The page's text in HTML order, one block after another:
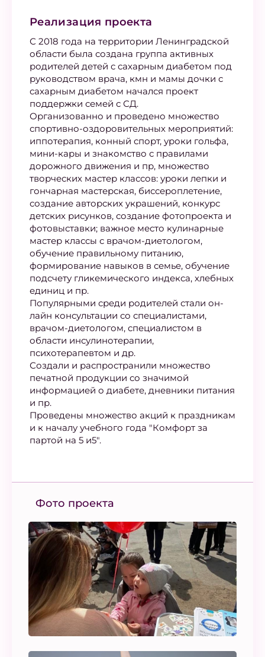
Реализация проекта
С 2018 года на территории Ленинградской
области была создана группа активных
родителей детей с сахарным диабетом под
руководством врача, кмн и мамы дочки с
сахарным диабетом начался проект
поддержки семей с СД.
Организованно и проведено множество
спортивно-оздоровительных мероприятий:
иппотерапия, конный спорт, уроки гольфа,
мини-кары и знакомство с правилами
дорожного движения и пр, множество
творческих мастер классов: уроки лепки и
гончарная мастерская, биссероплетение,
создание авторских украшений, конкурс
детских рисунков, создание фотопроекта и
фотовыставки; важное место кулинарные
мастер классы с врачом-диетологом,
обучение правильному питанию,
формирование навыков в семье, обучение
подсчету гликемического индекса, хлебных
единиц и пр.
Популярными среди родителей стали он-
лайн консультации со специалистами,
врачом-диетологом, специалистом в
области инсулинотерапии,
психотерапевтом и др.
Создали и распространили множество
печатной продукции со значимой
информацией о диабете, дневники питания
и пр.
Проведены множество акций к праздникам
и к началу учебного года "Комфорт за
партой на 5 и5".
Фото проекта